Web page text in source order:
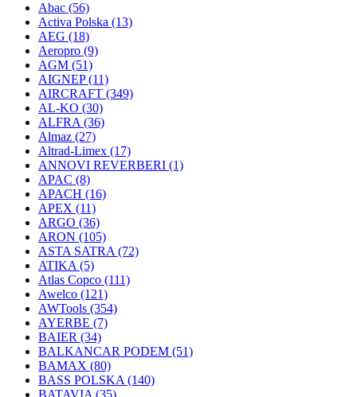
Abac (56)
Activa Polska (13)
AEG (18)
Aeropro (9)
AGM (51)
AIGNEP(11)
AIRCRAFT (349)
AL-KO (30)
ALFRA (36)
Almaz (27)
Altrad-Limex (17)
ANNOVI REVERBERI (1)
APAC (8)
APACH (16)
APEX (11)
ARGO (36)
ARON (105)
ASTA SATRA (72)
ATIKA (5)
Atlas Copco (111)
Awelco (121)
AWTools (354)
AYERBE (7)
BAIER (34)
BALKANCAR PODEM (51)
BAMAX (80)
BASS POLSKA (140)
BATAVIA (35)